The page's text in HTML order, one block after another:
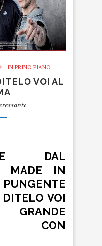
IN PRIMO PIANO
VOI AL
DAL
MADE IN
VOI
GRANDE
CON